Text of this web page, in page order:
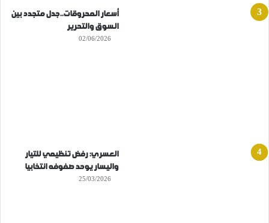
أسعار المحروقات..جدل متجدد بين
السوق والتحرير
02/06/2026
العسري: رفض تنظيمي للتيار
واليسار يوحد صفوفه انتخابيا
25/03/2026